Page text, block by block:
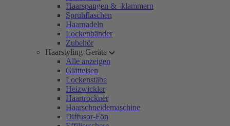
Haarspangen & -klammern
Sprühflaschen
Haarnadeln
Lockenbänder
Zubehör
Haarstyling-Geräte
Alle anzeigen
Glätteisen
Lockenstäbe
Heizwickler
Haartrockner
Haarschneidemaschine
Diffusor-Fön